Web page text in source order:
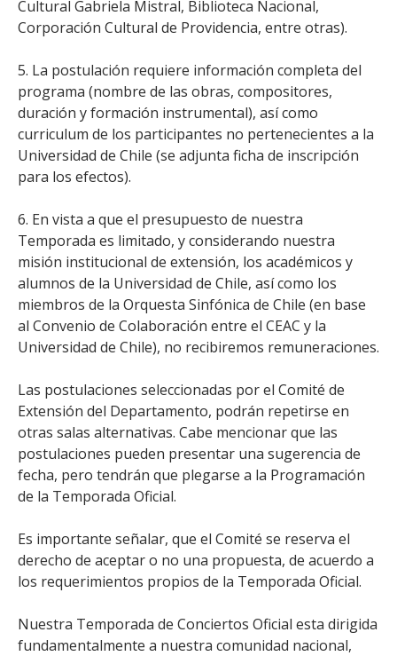
Cultural Gabriela Mistral, Biblioteca Nacional,
Corporación Cultural de Providencia, entre otras).
5. La postulación requiere información completa del
programa (nombre de las obras, compositores,
duración y formación instrumental), así como
curriculum de los participantes no pertenecientes a la
Universidad de Chile (se adjunta ficha de inscripción
para los efectos).
6. En vista a que el presupuesto de nuestra
Temporada es limitado, y considerando nuestra
misión institucional de extensión, los académicos y
alumnos de la Universidad de Chile, así como los
miembros de la Orquesta Sinfónica de Chile (en base
al Convenio de Colaboración entre el CEAC y la
Universidad de Chile), no recibiremos remuneraciones.
Las postulaciones seleccionadas por el Comité de
Extensión del Departamento, podrán repetirse en
otras salas alternativas. Cabe mencionar que las
postulaciones pueden presentar una sugerencia de
fecha, pero tendrán que plegarse a la Programación
de la Temporada Oficial.
Es importante señalar, que el Comité se reserva el
derecho de aceptar o no una propuesta, de acuerdo a
los requerimientos propios de la Temporada Oficial.
Nuestra Temporada de Conciertos Oficial esta dirigida
fundamentalmente a nuestra comunidad nacional,